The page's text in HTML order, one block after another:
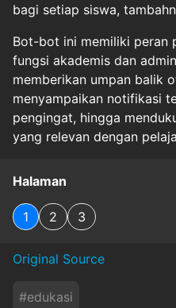
bagi setiap siswa,
Bot-bot ini memiliki peran
fungsi akademis dan
memberikan umpan balik
menyampaikan notifikasi
pengingat, hingga
yang relevan dengan
Halaman
1 2 3
Original Source
#edukasi